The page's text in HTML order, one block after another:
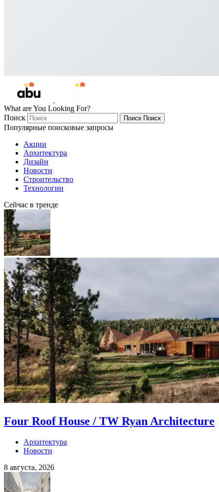
What are You Looking For?
Поиск
Поиск Поиск
Популярные поисковые запросы
Акции
Архитектура
Дизайн
Новости
Строительство
Технологии
Сейчас в тренде
Four Roof House / TW Ryan Architecture
Архитектура
Новости
8 августа, 2026